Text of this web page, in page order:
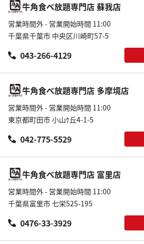
牛角食べ放題専門店 蘇我店
営業時間外 - 営業開始時間 11:00
千葉県千葉市 中央区川崎町57-5
043-266-4129
牛角食べ放題専門店 多摩境店
営業時間外 - 営業開始時間 11:00
東京都町田市 小山ｹ丘4-1-5
042-775-5529
牛角食べ放題専門店 富里店
営業時間外 - 営業開始時間 11:00
千葉県富里市 七栄525-195
0476-33-3929